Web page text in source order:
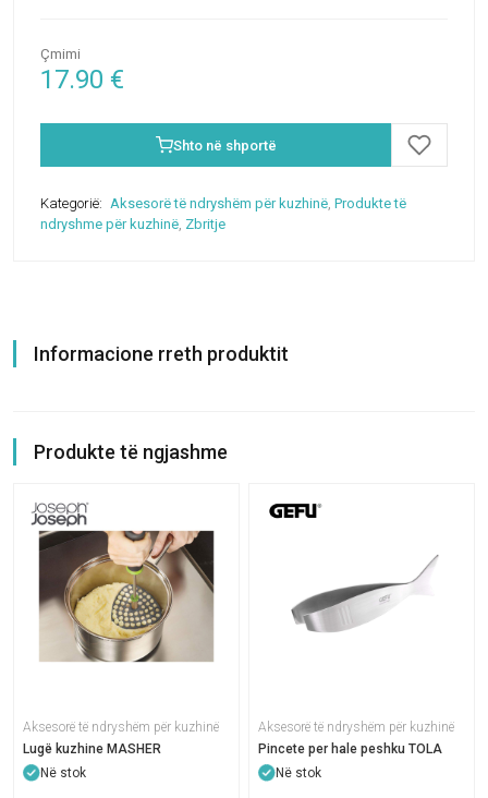
Çmimi
17.90 €
Shto në shportë
Kategorië: Aksesorë të ndryshëm për kuzhinë, Produkte të
ndryshme për kuzhinë, Zbritje
Informacione rreth produktit
Produkte të ngjashme
Aksesorë të ndryshëm për kuzhinë
Lugë kuzhine MASHER
Në stok
Aksesorë të ndryshëm për kuzhinë
Pincete per hale peshku TOLA
Në stok